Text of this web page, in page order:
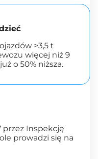
>3,5 t
więcej niż 9
o 50% niższa.
przez Inspekcję
prowadzi się na